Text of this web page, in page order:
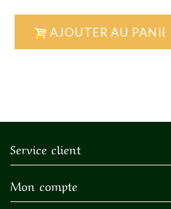
AJOUTER AU PANIER
Service client
Mon compte